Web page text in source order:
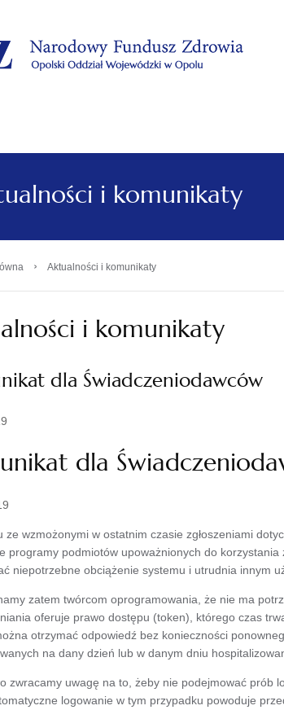
i komunikaty
› Aktualności i komunikaty
i komunikaty
dla Świadczeniodawców
dla
ze wzmożonymi w ostatnim czasie zgłoszeniami
programy podmiotów upoważnionych do korzystania
niepotrzebne obciążenie systemu i utrudnia innym
zatem twórcom oprogramowania, że nie ma
oferuje prawo dostępu (token), którego czas
otrzymać odpowiedź bez konieczności
na dany dzień lub w danym dniu
zwracamy uwagę na to, żeby nie podejmować prób
logowanie w tym przypadku powoduje